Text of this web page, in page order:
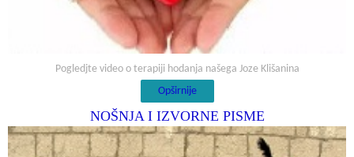
Pogledjte video o terapiji hodanja našega Joze Klišanina
Opširnije
NOŠNJA I IZVORNE PISME